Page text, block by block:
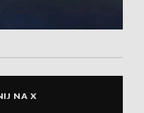
NA X